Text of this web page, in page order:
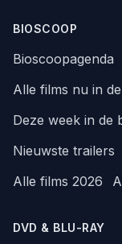
BIOSCOOP
Bioscoopagenda
Alle films nu in
Deze week in de
Nieuwste trailers
Alle films 2026
DVD & BLU-RAY